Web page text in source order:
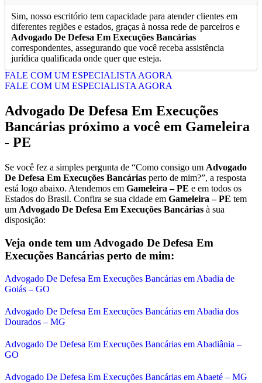
Sim, nosso escritório tem capacidade para atender clientes em
diferentes regiões e estados, graças à nossa rede de parceiros e
Advogado De Defesa Em Execuções Bancárias
correspondentes, assegurando que você receba assistência
jurídica qualificada onde quer que esteja.
FALE COM UM ESPECIALISTA AGORA
FALE COM UM ESPECIALISTA AGORA
Advogado De Defesa Em Execuções
Bancárias próximo a você em Gameleira
- PE
Se você fez a simples pergunta de “Como consigo um Advogado
De Defesa Em Execuções Bancárias perto de mim?”, a resposta
está logo abaixo. Atendemos em Gameleira – PE e em todos os
Estados do Brasil. Confira se sua cidade em Gameleira – PE tem
um Advogado De Defesa Em Execuções Bancárias à sua
disposição:
Veja onde tem um Advogado De Defesa Em
Execuções Bancárias perto de mim:
Advogado De Defesa Em Execuções Bancárias em Abadia de
Goiás – GO
Advogado De Defesa Em Execuções Bancárias em Abadia dos
Dourados – MG
Advogado De Defesa Em Execuções Bancárias em Abadiânia –
GO
Advogado De Defesa Em Execuções Bancárias em Abaeté – MG